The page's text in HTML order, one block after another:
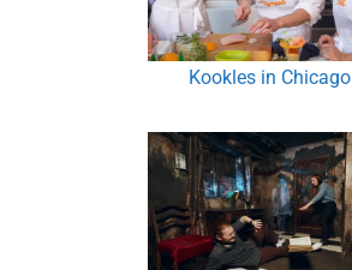
Kookles in Chicago